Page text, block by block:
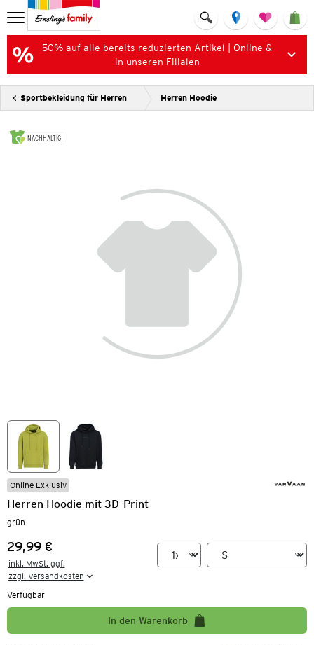
50% auf alle bereits reduzierten Artikel | Online &
in unseren Filialen
Sportbekleidung für Herren Herren Hoodie
NACHHALTIG
Online Exklusiv
Herren Hoodie mit 3D-Print
grün
Preis:
29,99 €
inkl. MwSt. ggf.
zzgl. Versandkosten
Verfügbar
In den Warenkorb